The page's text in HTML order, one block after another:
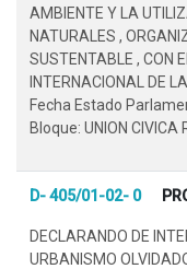
AMBIENTE Y LA
NATURALES ,
SUSTENTABLE , CON
INTERNACIONAL DE
Fecha Estado
Bloque: UNION CIVICA
D- 405/01-02- 0
DECLARANDO DE
URBANISMO